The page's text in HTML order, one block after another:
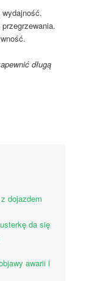
długą
dojazdem
da się
awarii i